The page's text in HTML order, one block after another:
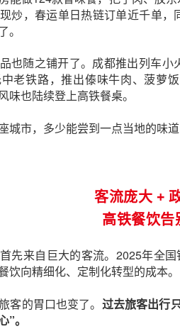
炒，春运单日热链订单近千单
。
也随之铺开了。 成都推出列车小
老铁路，推出傣味牛肉、菠萝
味也陆续登上高铁餐桌。
城市，多少能尝到一点当地的味
客流庞大 +
高铁餐饮告
先来自巨大的客流。2025年全
饮向精细化、定制化转型的成本。
客的胃口也变了。 过去旅客出行
”。